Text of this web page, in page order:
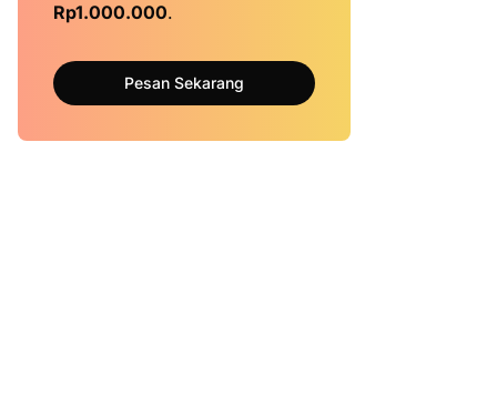
Rp1.000.000.
Pesan Sekarang